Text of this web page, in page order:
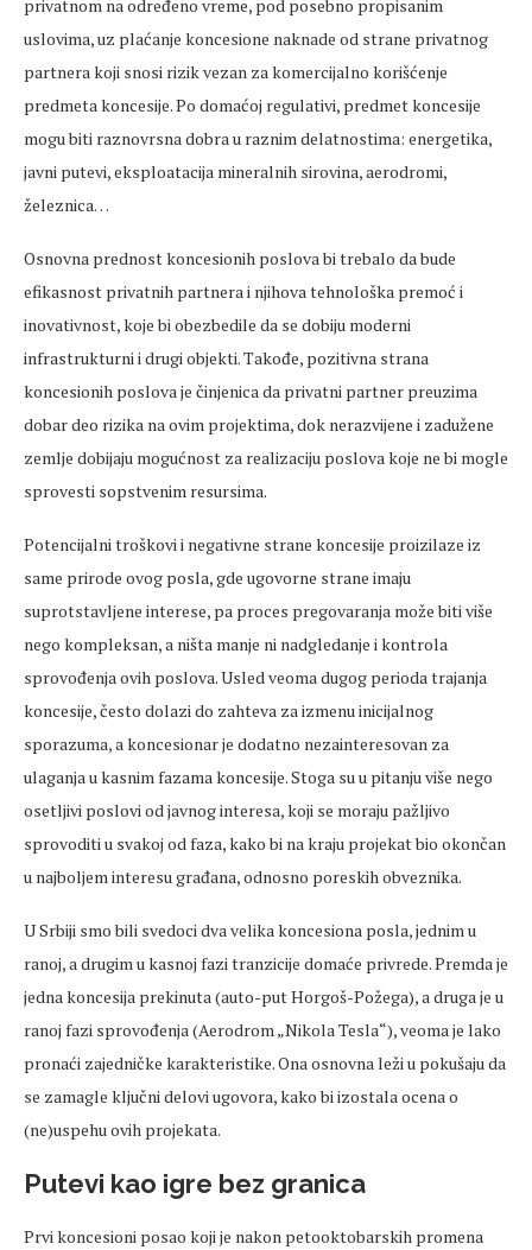
privatnom na određeno vreme, pod posebno propisanim
uslovima, uz plaćanje koncesione naknade od strane privatnog
partnera koji snosi rizik vezan za komercijalno korišćenje
predmeta koncesije. Po domaćoj regulativi, predmet koncesije
mogu biti raznovrsna dobra u raznim delatnostima: energetika,
javni putevi, eksploatacija mineralnih sirovina, aerodromi,
železnica…
Osnovna prednost koncesionih poslova bi trebalo da bude
efikasnost privatnih partnera i njihova tehnološka premoć i
inovativnost, koje bi obezbedile da se dobiju moderni
infrastrukturni i drugi objekti. Takođe, pozitivna strana
koncesionih poslova je činjenica da privatni partner preuzima
dobar deo rizika na ovim projektima, dok nerazvijene i zadužene
zemlje dobijaju mogućnost za realizaciju poslova koje ne bi mogle
sprovesti sopstvenim resursima.
Potencijalni troškovi i negativne strane koncesije proizilaze iz
same prirode ovog posla, gde ugovorne strane imaju
suprotstavljene interese, pa proces pregovaranja može biti više
nego kompleksan, a ništa manje ni nadgledanje i kontrola
sprovođenja ovih poslova. Usled veoma dugog perioda trajanja
koncesije, često dolazi do zahteva za izmenu inicijalnog
sporazuma, a koncesionar je dodatno nezainteresovan za
ulaganja u kasnim fazama koncesije. Stoga su u pitanju više nego
osetljivi poslovi od javnog interesa, koji se moraju pažljivo
sprovoditi u svakoj od faza, kako bi na kraju projekat bio okončan
u najboljem interesu građana, odnosno poreskih obveznika.
U Srbiji smo bili svedoci dva velika koncesiona posla, jednim u
ranoj, a drugim u kasnoj fazi tranzicije domaće privrede. Premda je
jedna koncesija prekinuta (auto-put Horgoš-Požega), a druga je u
ranoj fazi sprovođenja (Aerodrom „Nikola Tesla“), veoma je lako
pronaći zajedničke karakteristike. Ona osnovna leži u pokušaju da
se zamagle ključni delovi ugovora, kako bi izostala ocena o
(ne)uspehu ovih projekata.
Putevi kao igre bez granica
Prvi koncesioni posao koji je nakon petooktobarskih promena